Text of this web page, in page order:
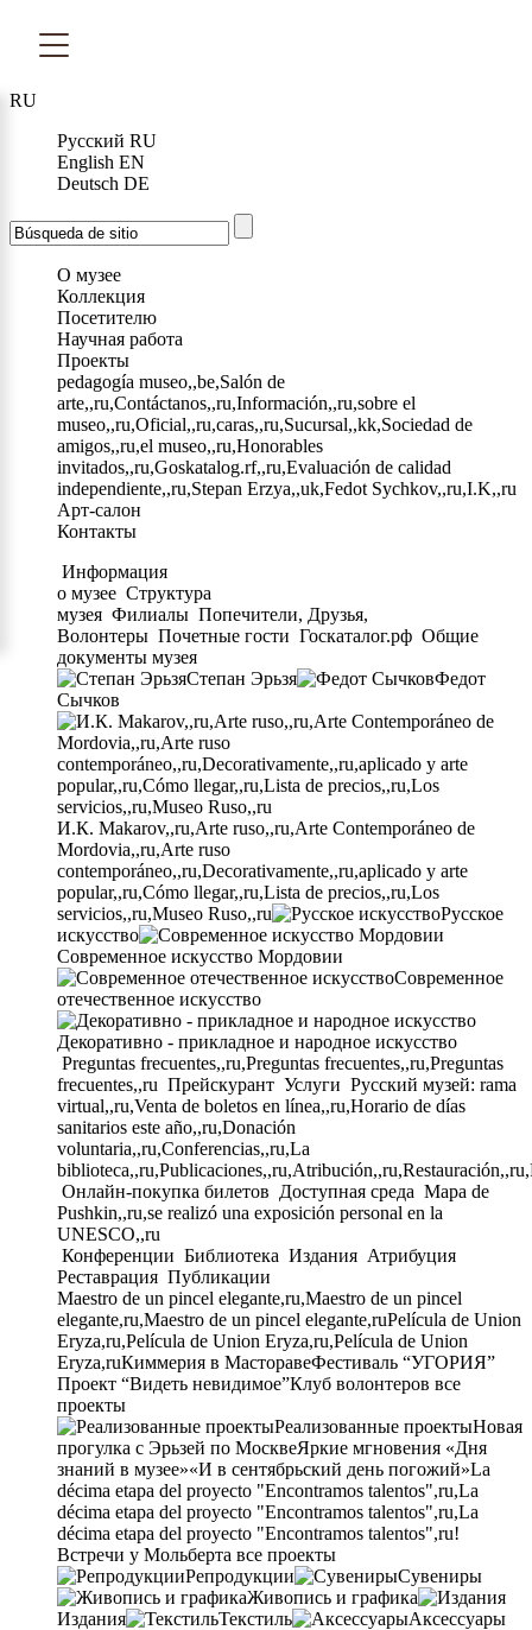
RU
Русский RU
English EN
Deutsch DE
О музее
Коллекция
Посетителю
Научная работа
Проекты
pedagogía museo,,be,Salón de
arte,,ru,Contáctanos,,ru,Información,,ru,sobre el
museo,,ru,Oficial,,ru,caras,,ru,Sucursal,,kk,Sociedad de
amigos,,ru,el museo,,ru,Honorables
invitados,,ru,Goskatalog.rf,,ru,Evaluación de calidad
independiente,,ru,Stepan Erzya,,uk,Fedot Sychkov,,ru,I.K,,ru
Арт-салон
Контакты
Информация
о музее Структура
музея Филиалы Попечители, Друзья,
Волонтеры Почетные гости Госкаталог.рф Общие
документы музея
Степан Эрьзя
Федот
Сычков
И.К. Makarov,,ru,Arte ruso,,ru,Arte Contemporáneo de
Mordovia,,ru,Arte ruso
contemporáneo,,ru,Decorativamente,,ru,aplicado y arte
popular,,ru,Cómo llegar,,ru,Lista de precios,,ru,Los
servicios,,ru,Museo Ruso,,ru
Русское
искусство
Современное искусство Мордовии
Современное
отечественное искусство
Декоративно - прикладное и народное искусство
Preguntas frecuentes,,ru,Preguntas frecuentes,,ru,Preguntas
frecuentes,,ru Прейскурант Услуги Русский музей: rama
virtual,,ru,Venta de boletos en línea,,ru,Horario de días
sanitarios este año,,ru,Donación
voluntaria,,ru,Conferencias,,ru,La
Онлайн-покупка билетов Доступная среда Mapa de
Pushkin,,ru,se realizó una exposición personal en la
UNESCO,,ru
Конференции Библиотека Издания Атрибуция
Реставрация Публикации
Maestro de un pincel elegante,ru,Maestro de un pincel
elegante,ru,Maestro de un pincel elegante,ruPelícula de Union
Eryza,ru,Película de Union Eryza,ru,Película de Union
Eryza,ruКиммерия в МасторавеФестиваль “УГОРИЯ”
Проект “Видеть невидимое”Клуб волонтеров все
проекты
Реализованные проектыНовая
прогулка с Эрьзей по МосквеЯркие мгновения «Дня
знаний в музее»«И в сентябрьский день погожий»La
décima etapa del proyecto "Encontramos talentos",ru,La
décima etapa del proyecto "Encontramos talentos",ru,La
décima etapa del proyecto "Encontramos talentos",ru!
Встречи у Мольберта все проекты
Репродукции
Сувениры
Живопись и графика
Издания
Текстиль Аксессуары